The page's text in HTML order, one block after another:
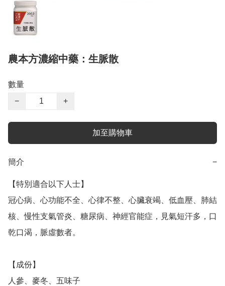
農本方濃縮中藥：生脈散
數量
−
+
加至購物車
簡介 −
【特別適合以下人士】
冠心病、心功能不全、心律不整、心臟衰竭、低血壓、肺結
核、慢性支氣管炎、糖尿病、神經官能症，見氣短汗多，口
乾口渴，脈虛數者。
【成份】
人參、麥冬、五味子